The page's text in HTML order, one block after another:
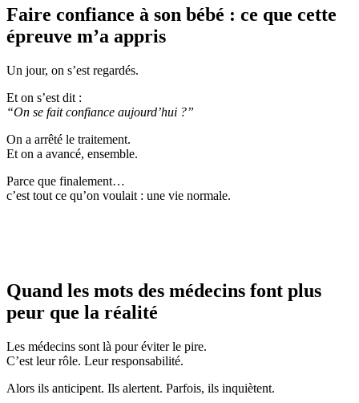
Faire confiance à son bébé : ce que cette
épreuve m’a appris
Un jour, on s’est regardés.
Et on s’est dit :
“On se fait confiance aujourd’hui ?”
On a arrêté le traitement.
Et on a avancé, ensemble.
Parce que finalement…
c’est tout ce qu’on voulait : une vie normale.
Quand les mots des médecins font plus
peur que la réalité
Les médecins sont là pour éviter le pire.
C’est leur rôle. Leur responsabilité.
Alors ils anticipent. Ils alertent. Parfois, ils inquiètent.